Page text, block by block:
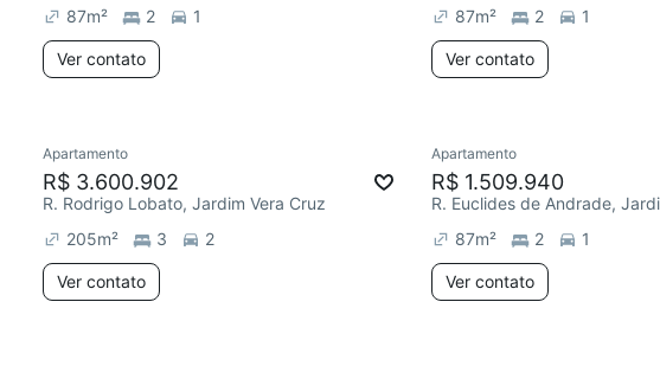
87m² 2 1
Ver contato
87m² 2 1
Ver contato
Apartamento
R$ 3.600.902
R. Rodrigo Lobato, Jardim Vera Cruz
205m² 3 2
Ver contato
Apartamento
R$ 1.509.940
87m² 2 1
Ver contato